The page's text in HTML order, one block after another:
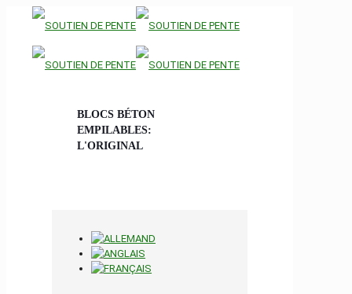
BLOCS BÉTON
EMPILABLES:
L'ORIGINAL